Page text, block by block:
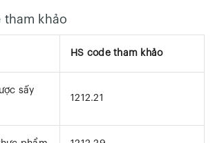
tham khảo
HS code tham khảo
sấy
1212.21